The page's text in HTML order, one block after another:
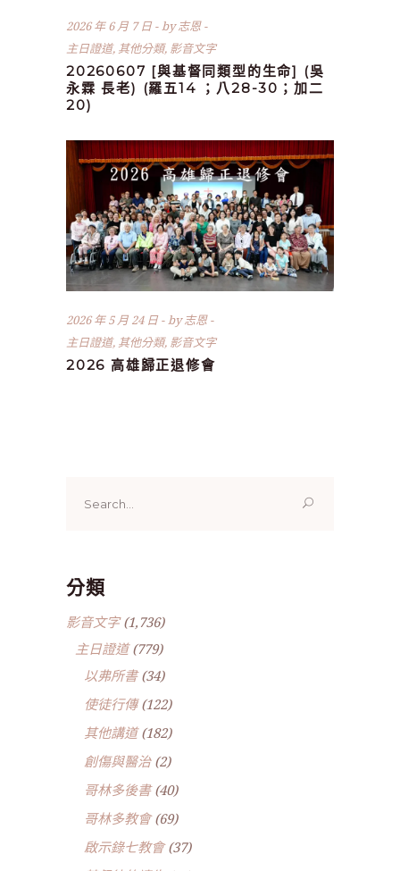
2026 年 6 月 7 日 by志恩
主日證道, 其他分類, 影音文字
20260607 [與基督同類型的生命] (吳
永霖 長老) (羅五14 ；八28-30；加二
20)
2026 年 5 月 24 日 by志恩
主日證道, 其他分類, 影音文字
2026 高雄歸正退修會
for:
分類
影音文字(1,736)
主日證道(779)
以弗所書(34)
使徒行傳(122)
其他講道(182)
創傷與醫治(2)
哥林多後書(40)
哥林多教會(69)
啟示錄七教會(37)